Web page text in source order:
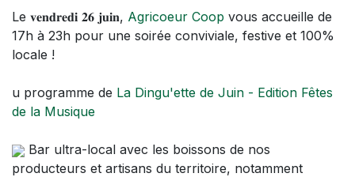
Le 𝐯𝐞𝐧𝐝𝐫𝐞𝐝𝐢 𝟐𝟔 𝐣𝐮𝐢𝐧, Agricoeur Coop vous accueille de
17h à 23h pour une soirée conviviale, festive et 100%
locale !
u programme de La Dingu'ette de Juin - Edition Fêtes
de la Musique
Bar ultra-local avec les boissons de nos
producteurs et artisans du territoire, notamment